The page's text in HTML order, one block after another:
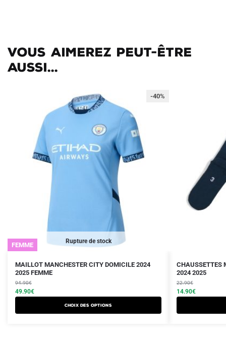
Vous aimerez peut-être
aussi...
Rupture de stock
-40%
FEMME
MAILLOT MANCHESTER CITY DOMICILE 2024
2025 FEMME
94.90€
Le
prix
initial
était :
49.90€
Le
prix
actuel
est :
Choix des options
Ce
produit
a
plusieurs
variations.
CHAUSSETTES
2024 2025
22.90€
Le
prix
initial
était :
14.90€
Le
prix
actuel
est :